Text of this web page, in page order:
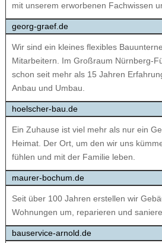
mit unserem erworbenen Fachwissen
georg-graef.de
Wir sind ein kleines flexibles
Mitarbeitern. Im Großraum Nürnberg-
schon seit mehr als 15 Jahren
Anbau und Umbau.
hoelscher-bau.de
Ein Zuhause ist viel mehr als nur ein
Heimat. Der Ort, um den wir uns
fühlen und mit der Familie leben.
maurer-bochum.de
Seit über 100 Jahren erstellen wir
Wohnungen um, reparieren und
bauservice-arnold.de